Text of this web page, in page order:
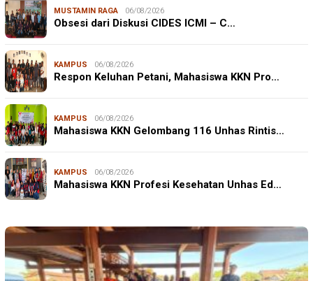
MUSTAMIN RAGA 06/08/2026
Obsesi dari Diskusi CIDES ICMI – C…
KAMPUS 06/08/2026
Respon Keluhan Petani, Mahasiswa KKN Pro…
KAMPUS 06/08/2026
Mahasiswa KKN Gelombang 116 Unhas Rintis…
KAMPUS 06/08/2026
Mahasiswa KKN Profesi Kesehatan Unhas Ed…